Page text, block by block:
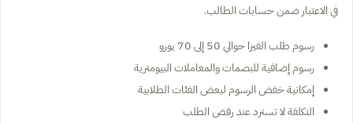
في الاعتبار ضمن حسابات الطالب.
رسوم طلب الفيزا حوالي 50 إلى 70 يورو
رسوم إضافية للبصمات والمعاملات البيومترية
إمكانية خفض الرسوم لبعض الفئات الطلابية
التكلفة لا تسترد عند رفض الطلب